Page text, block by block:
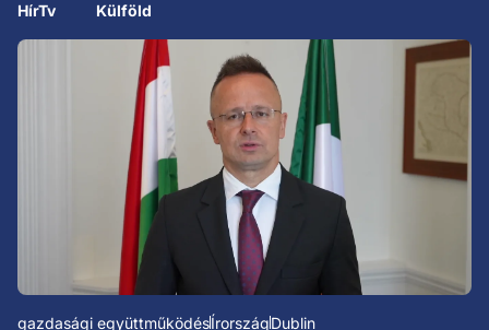
HírTv Külföld
gazdasági együttműködésÍrországDublin